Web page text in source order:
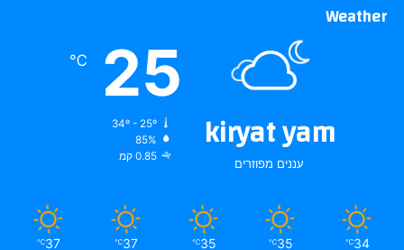
Weather
kiryat yam
עננים מפוזרים
25
℃
34º - 25º
85%
0.85 קמ
34
℃
35
℃
35
℃
37
℃
37
℃